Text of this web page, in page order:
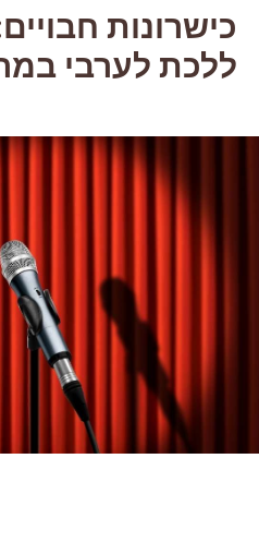
כישרונות
ללכת לערבי